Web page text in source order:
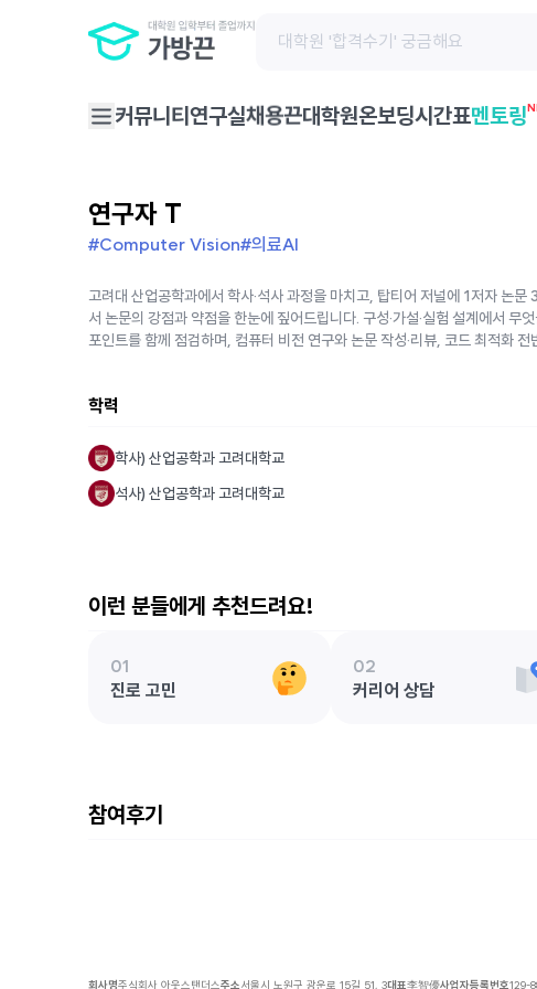
커뮤니티 연구실채용끈대학원온보딩시간표멘토링
연구자 T
#Computer Vision#의료AI
고려대 산업공학과에서 학사·석사 과정을 마치고, 탑티어 저널에 1저자
서 논문의 강점과 약점을 한눈에 짚어드립니다. 구성·가설·실험 설계에서
포인트를 함께 점검하며, 컴퓨터 비전 연구와 논문 작성·리뷰, 코드 최적화
학력
학사) 산업공학과 고려대학교
석사) 산업공학과 고려대학교
이런 분들에게 추천드려요!
01
진로 고민
02
커리어 상담
참여후기
회사명주식회사 아웃스탠더스주소서울시 노원구 광운로 15길 51, 3대표李智優사업자등록번호129-